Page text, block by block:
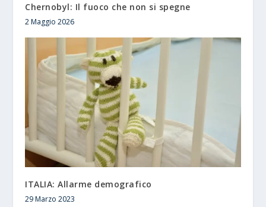
Chernobyl: Il fuoco che non si spegne
2 Maggio 2026
ITALIA: Allarme demografico
29 Marzo 2023